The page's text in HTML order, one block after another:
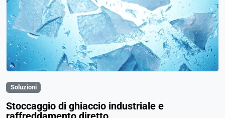
Soluzioni
Stoccaggio di ghiaccio industriale e